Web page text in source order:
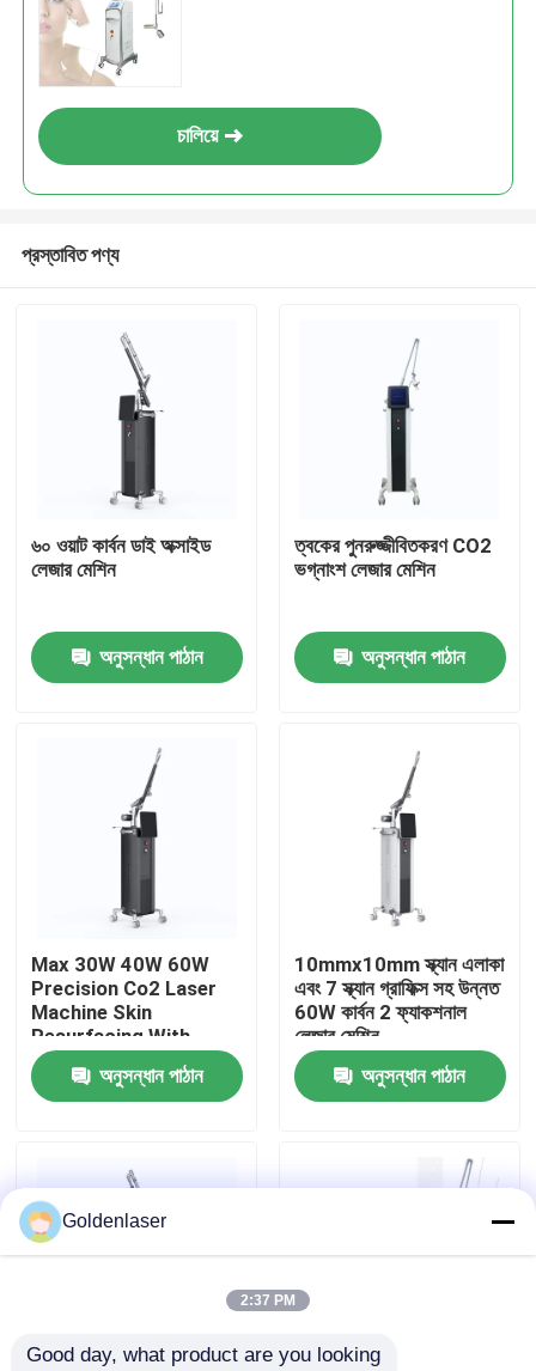
বাড়ি
VR প্রদর্শন
আমাদের সম্পর্কে
কারখানা ভ্রমণ
যোগাযোগ করুন
উদ্ধৃতির জন্য আবেদন
চালিয়ে
প্রস্তাবিত পণ্য
৬০ ওয়াট কার্বন ডাই অক্সাইড
লেজার মেশিন
অনুসন্ধান পাঠান
ত্বকের পুনরুজ্জীবিতকরণ CO2
ভগ্নাংশ লেজার মেশিন
অনুসন্ধান পাঠান
Max 30W 40W 60W
Precision Co2 Laser
Machine Skin
Resurfacing With
Various Scan Areas
(বিভিন্ন স্ক্যান এলাকার সাথে
ত্বকের পুনর্নির্মাণ)
অনুসন্ধান পাঠান
10mmx10mm স্ক্যান এলাকা
এবং 7 স্ক্যান গ্রাফিক্স সহ উন্নত
60W কার্বন 2 ফ্যাকশনাল
লেজার মেশিন
অনুসন্ধান পাঠান
Goldenlaser
2:37 PM
Good day, what product are you looking